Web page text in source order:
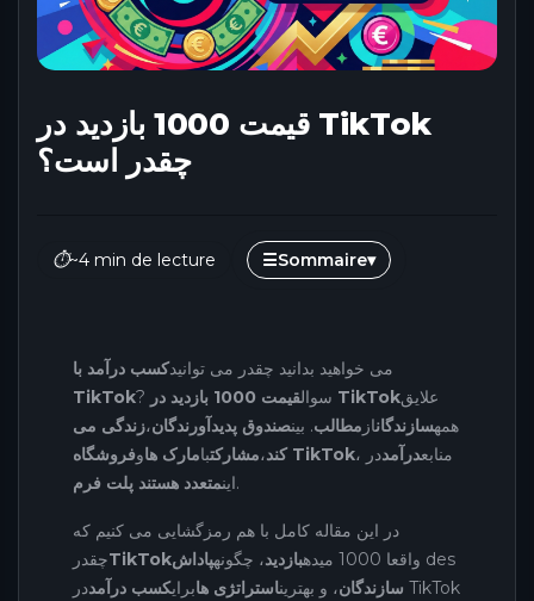
قیمت 1000 بازدید در TikTok
چقدر است؟
⏱~4 min de lecture ☰Sommaire▾
می خواهید بدانید چقدر می توانیدکسب درآمد با
TikTok
? سوال قیمت 1000 بازدید در TikTokعلایق
همهسازندگاناز مطالب. بینصندوق پدیدآورندگان،زندگی می
کند،مشارکتبامارک هاو فروشگاه TikTok ، منابعدرآمددر
اینمتعدد هستند پلت فرم .
در این مقاله کامل با هم رمزگشایی می کنیم که
چقدرTikTok واقعا 1000 میده بازدید، چگونهپاداش
des
سازندگان، و بهتریناستراتژی هابرایکسب درآمددر TikTok